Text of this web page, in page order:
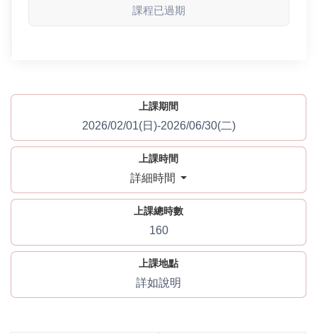
課程已過期
上課期間
2026/02/01(日)-2026/06/30(二)
上課時間
詳細時間
上課總時數
160
上課地點
詳如說明